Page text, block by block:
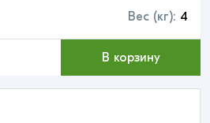
Вес (кг): 4
В корзину